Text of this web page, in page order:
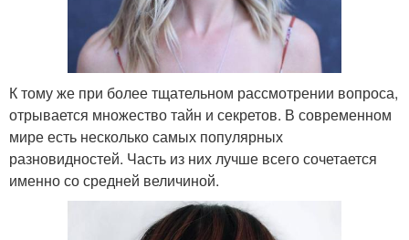
К тому же при более тщательном рассмотрении вопроса,
отрывается множество тайн и секретов. В современном
мире есть несколько самых популярных
разновидностей. Часть из них лучше всего сочетается
именно со средней величиной.